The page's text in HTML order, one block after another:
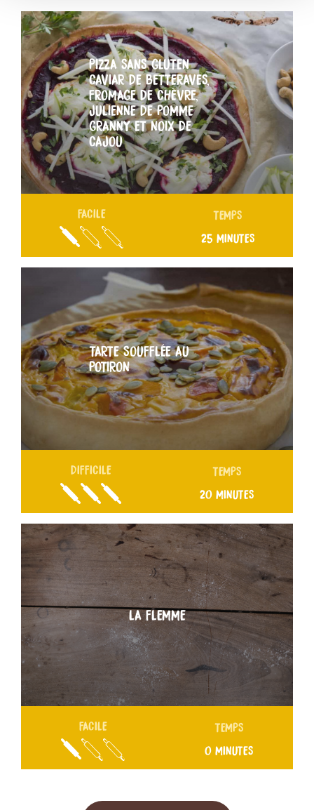
PIZZA SANS GLUTEN
CAVIAR DE BETTERAVES,
FROMAGE DE CHÈVRE,
JULIENNE DE POMME
GRANNY ET NOIX DE
CAJOU
FACILE TEMPS
25 MINUTES
TARTE SOUFFLÉE AU
POTIRON
DIFFICILE TEMPS
20 MINUTES
LA FLEMME
FACILE TEMPS
0 MINUTES